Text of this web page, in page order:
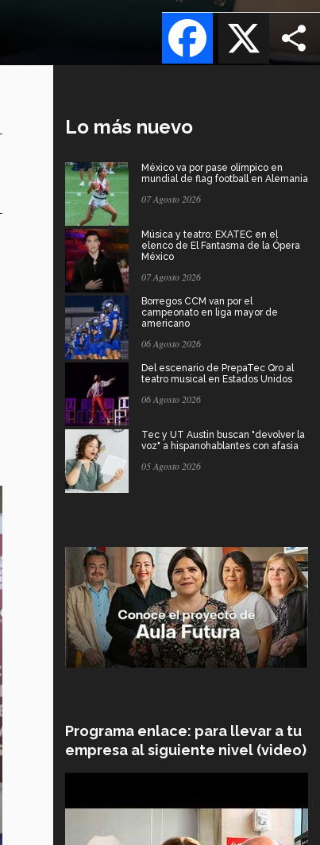
X
Facebook
Lo más nuevo
México va por pase olímpico en
mundial de flag football en Alemania
07 Agosto 2026
Música y teatro: EXATEC en el
elenco de El Fantasma de la Ópera
México
07 Agosto 2026
Borregos CCM van por el
campeonato en liga mayor de
americano
06 Agosto 2026
Del escenario de PrepaTec Qro al
teatro musical en Estados Unidos
06 Agosto 2026
Tec y UT Austin buscan "devolver la
voz" a hispanohablantes con afasia
05 Agosto 2026
Programa enlace: para llevar a tu
empresa al siguiente nivel (video)